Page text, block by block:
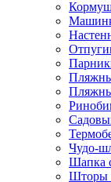
Чудо-
Шапка
Шторы